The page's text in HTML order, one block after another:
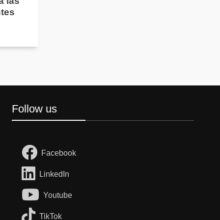
Follow us
Facebook
LinkedIn
Youtube
TikTok